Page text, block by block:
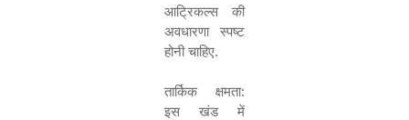
आट्रिकल्स की
अवधारणा स्पष्ट
होनी चाहिए.
तार्किक क्षमता:
इस खंड में